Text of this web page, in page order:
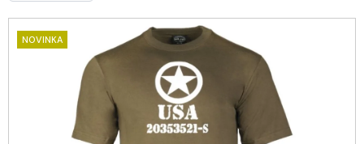
NOVINKA